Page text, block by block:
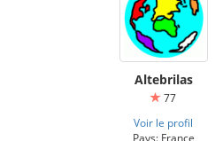
Altebrilas
77
Voir le profil
Pays: France